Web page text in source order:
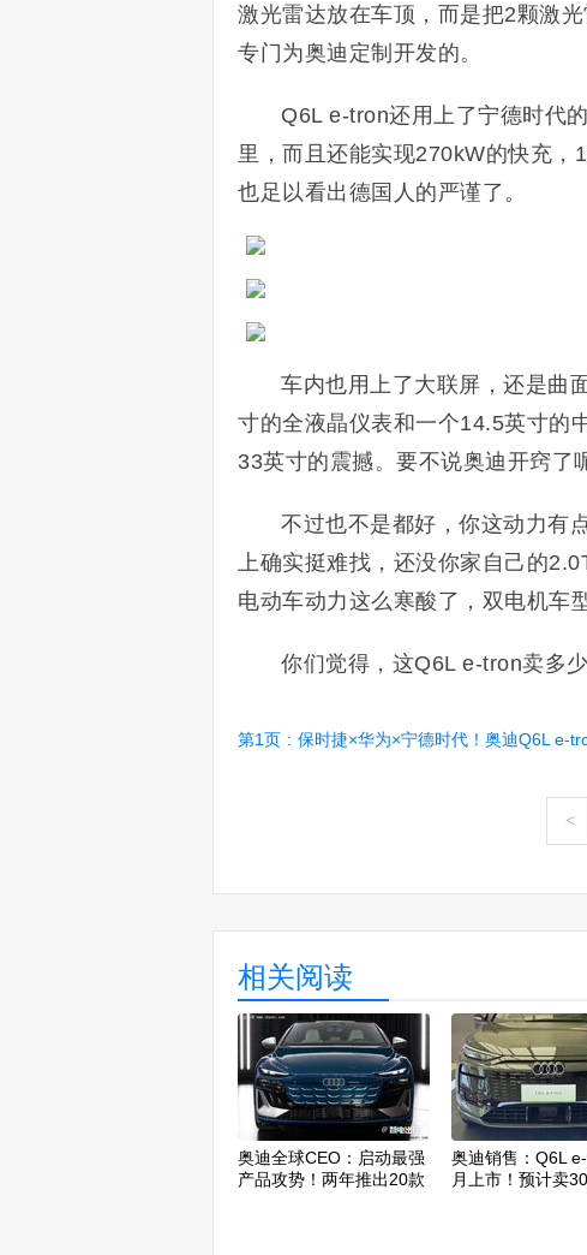
激光雷达放在车顶， 而是把2颗激
专门为奥迪定制开发的。
Q6L e-tron还用上了宁德时代
里，而且还能实现270kW的快充，
也足以看出德国人的严谨了。
车内也用上了大联屏，还是曲
寸的全液晶仪表和一个14.5英寸的
33英寸的震撼。要不说奥迪开窍了
不过也不是都好，你这动力有
上确实挺难找，还没你家自己的
电动车动力这么寒酸了，双电机车
你们觉得，这Q6L e-tron卖多
第1页 : 保时捷×华为×宁德时代！奥迪Q6L e-tron要打翻身
<
相关阅读
奥迪全球CEO：启动最强
产品攻势！两年推出20款
奥迪销售：Q6L
月上市！预计卖